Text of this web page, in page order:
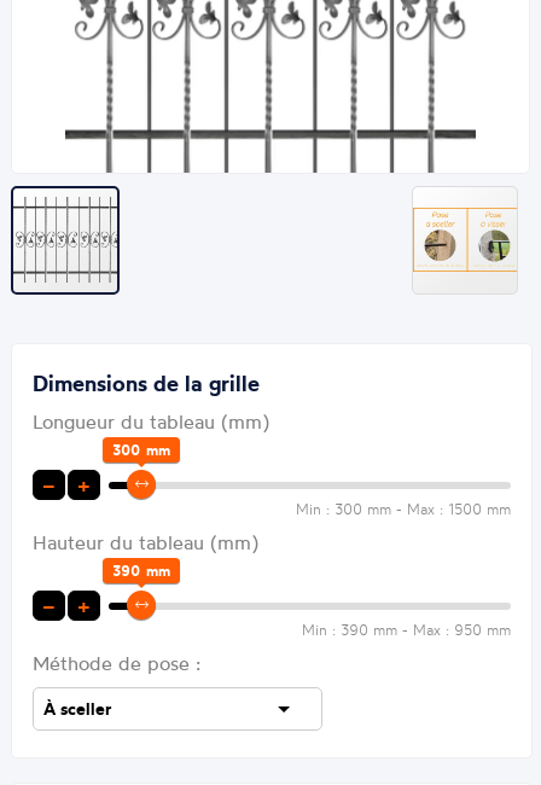
Dimensions de la grille
Longueur du tableau (mm)
− +
300 mm
Min : 300 mm - Max : 1500 mm
Hauteur du tableau (mm)
− +
390 mm
Min : 390 mm - Max : 950 mm
Méthode de pose :